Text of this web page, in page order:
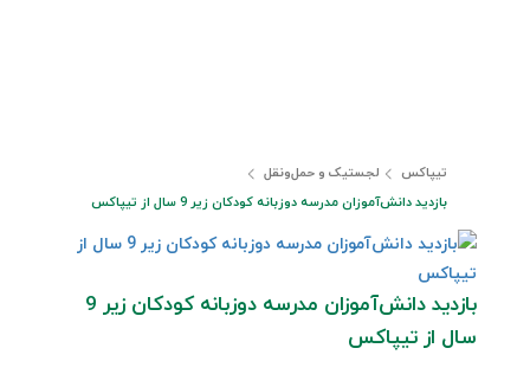
تیپاکس
لجستیک و حمل‎‌و‎نقل
بازدید دانش‌آموزان مدرسه دوزبانه کودکان زیر 9 سال از تیپاکس
بازدید دانش‌آموزان مدرسه دوزبانه کودکان زیر 9
سال از تیپاکس